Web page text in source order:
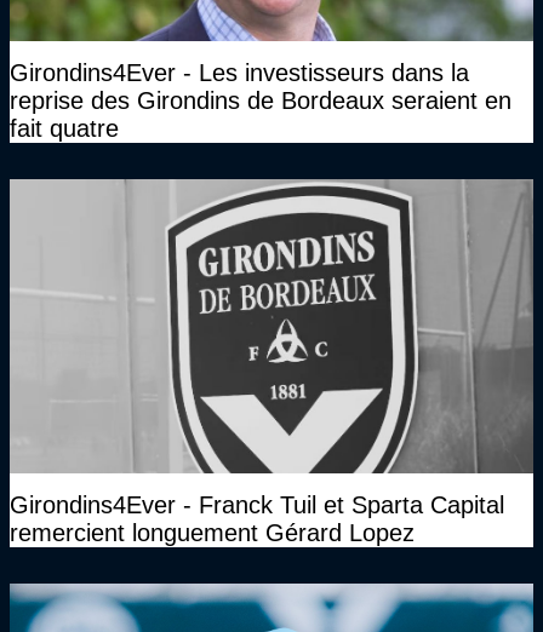
Girondins4Ever - Les investisseurs dans la
reprise des Girondins de Bordeaux seraient en
fait quatre
Girondins4Ever - Franck Tuil et Sparta Capital
remercient longuement Gérard Lopez